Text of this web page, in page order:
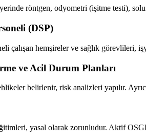
röntgen, odyometri (işitme testi),
(DSP)
çalışan hemşireler ve sağlık görevlileri,
ve Acil Durum Planları
belirlenir, risk analizleri yapılır.
yasal olarak zorunludur. Aktif